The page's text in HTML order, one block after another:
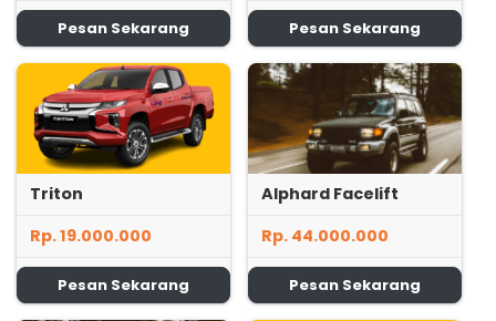
Pesan Sekarang Pesan Sekarang
Triton
Rp. 19.000.000
Pesan Sekarang
Alphard Facelift
Rp. 44.000.000
Pesan Sekarang